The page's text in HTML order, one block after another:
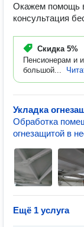
Окажем помощь
консультация
Скидка 5%
Пенсионерам и
большой...
Укладка
Обработка
огнезащитой в
Ещё 1 услуга